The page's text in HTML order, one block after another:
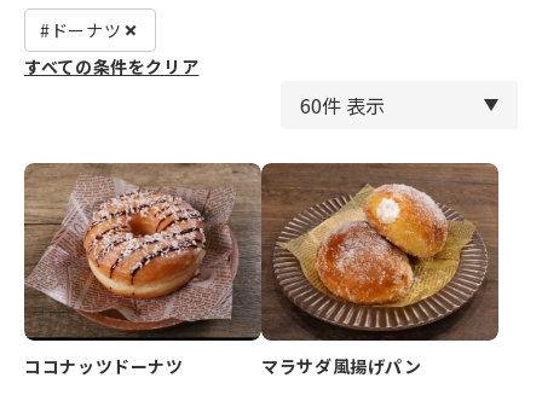
#ドーナツ
すべての条件をクリア
ココナッツドーナツ マラサダ風揚げパン